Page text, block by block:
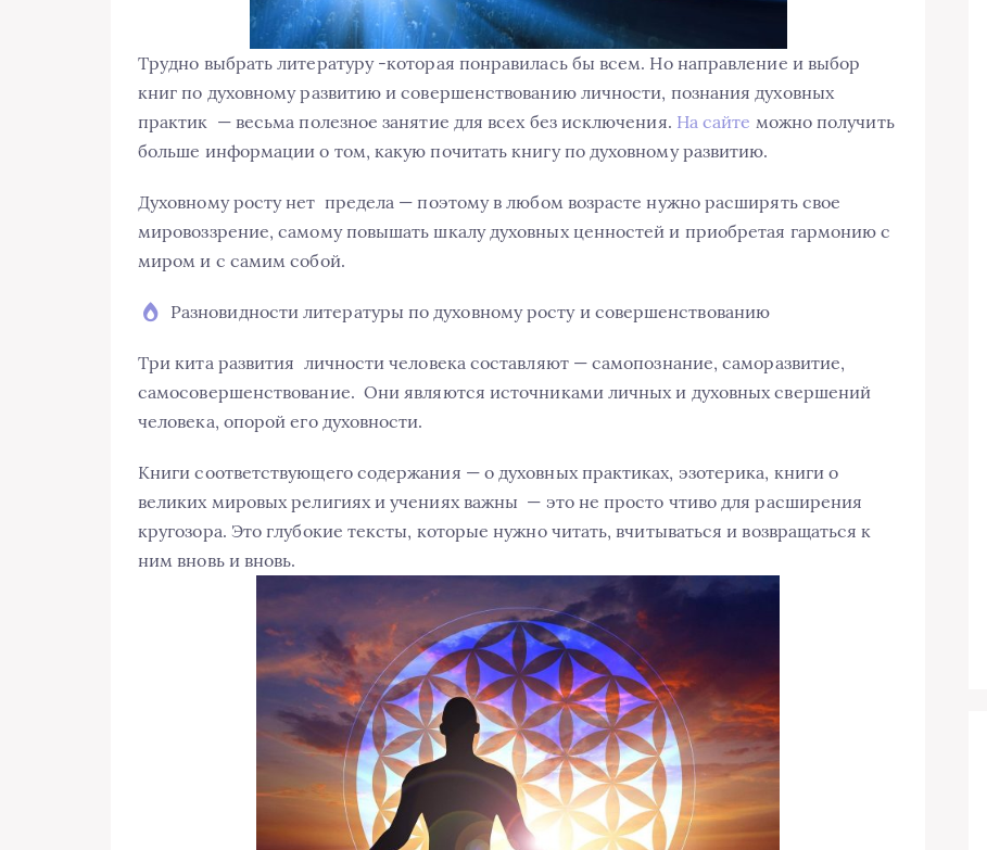
Трудно выбрать литературу -которая понравилась бы всем. Но направление и выбор
книг по духовному развитию и совершенствованию личности, познания духовных
практик — весьма полезное занятие для всех без исключения. На сайте можно получить
больше информации о том, какую почитать книгу по духовному развитию.
Духовному росту нет предела — поэтому в любом возрасте нужно расширять свое
мировоззрение, самому повышать шкалу духовных ценностей и приобретая гармонию с
миром и с самим собой.
Разновидности литературы по духовному росту и совершенствованию
Три кита развития личности человека составляют — самопознание, саморазвитие,
самосовершенствование. Они являются источниками личных и духовных свершений
человека, опорой его духовности.
Книги соответствующего содержания — о духовных практиках, эзотерика, книги о
великих мировых религиях и учениях важны — это не просто чтиво для расширения
кругозора. Это глубокие тексты, которые нужно читать, вчитываться и возвращаться к
ним вновь и вновь.